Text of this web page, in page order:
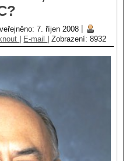
7. říjen 2008
E-mail |Zobrazení: 8932